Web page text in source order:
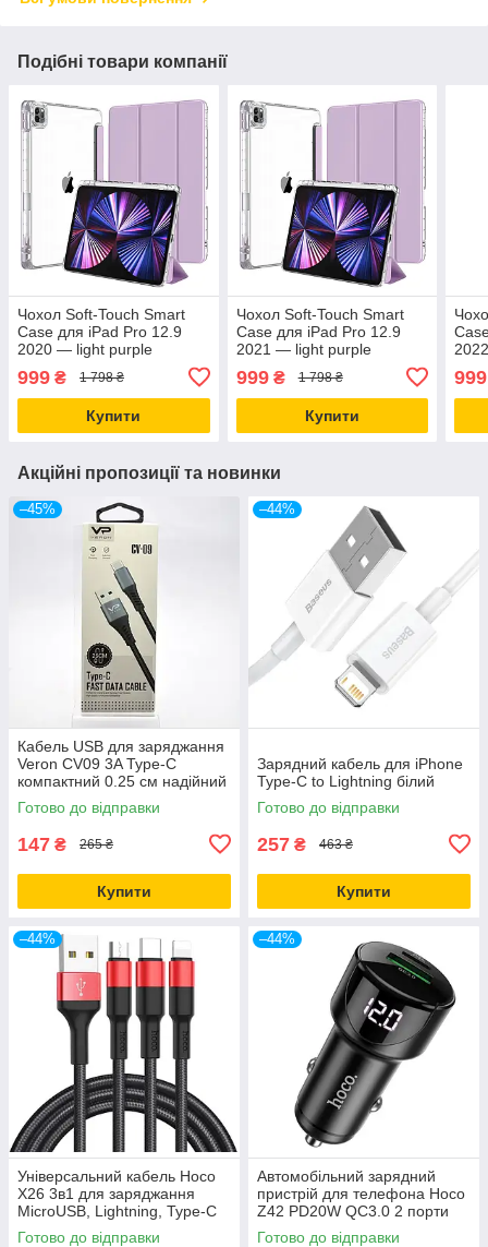
Подібні товари компанії
Чохол Soft-Touch Smart
Case для iPad Pro 12.9
2020 — light purple
999 ₴ 1 798 ₴
Купити
Чохол Soft-Touch Smart
Case для iPad Pro 12.9
2021 — light purple
999₴ 1 798 ₴
Купити
999
Акційні пропозиції та новинки
–45%
Кабель USB для заряджання
Veron CV09 3A Type-C
компактний 0.25 см надійний
плоский дріт чорний
Готово до відправки
147 ₴ 265 ₴
Купити
–44%
Зарядний кабель для iPhone
Type-C to Lightning білий
Готово до відправки
257 ₴ 463 ₴
Купити
–44%
Універсальний кабель Hoco
X26 3в1 для заряджання
MicroUSB, Lightning, Type-C
чорний
Готово до відправки
–44%
Автомобільний зарядний
пристрій для телефона Hoco
Z42 PD20W QC3.0 2 порти
швидке заряджання чорний
Готово до відправки